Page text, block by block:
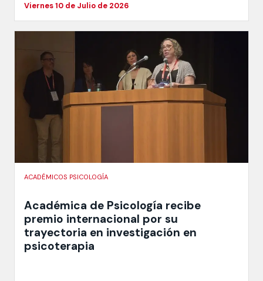
Viernes 10 de Julio de 2026
ACADÉMICOS PSICOLOGÍA
Académica de Psicología recibe
premio internacional por su
trayectoria en investigación en
psicoterapia